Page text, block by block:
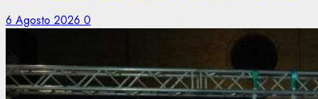
6 Agosto 2026 0